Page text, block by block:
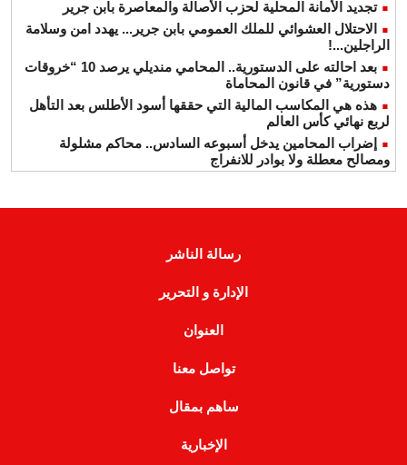
تجديد الأمانة المحلية لحزب الأصالة والمعاصرة بابن جرير
الاحتلال العشوائي للملك العمومي بابن جرير... يهدد امن وسلامة
الراجلين...!
بعد احالته على الدستورية.. المحامي منديلي يرصد 10 “خروقات
دستورية” في قانون المحاماة
هذه هي المكاسب المالية التي حققها أسود الأطلس بعد التأهل
لربع نهائي كأس العالم
إضراب المحامين يدخل أسبوعه السادس.. محاكم مشلولة
ومصالح معطلة ولا بوادر للانفراج
رسالة الناشر
الإدارة و التحرير
العنوان
تواصل معنا
ساهم بمقال
الإخبارية